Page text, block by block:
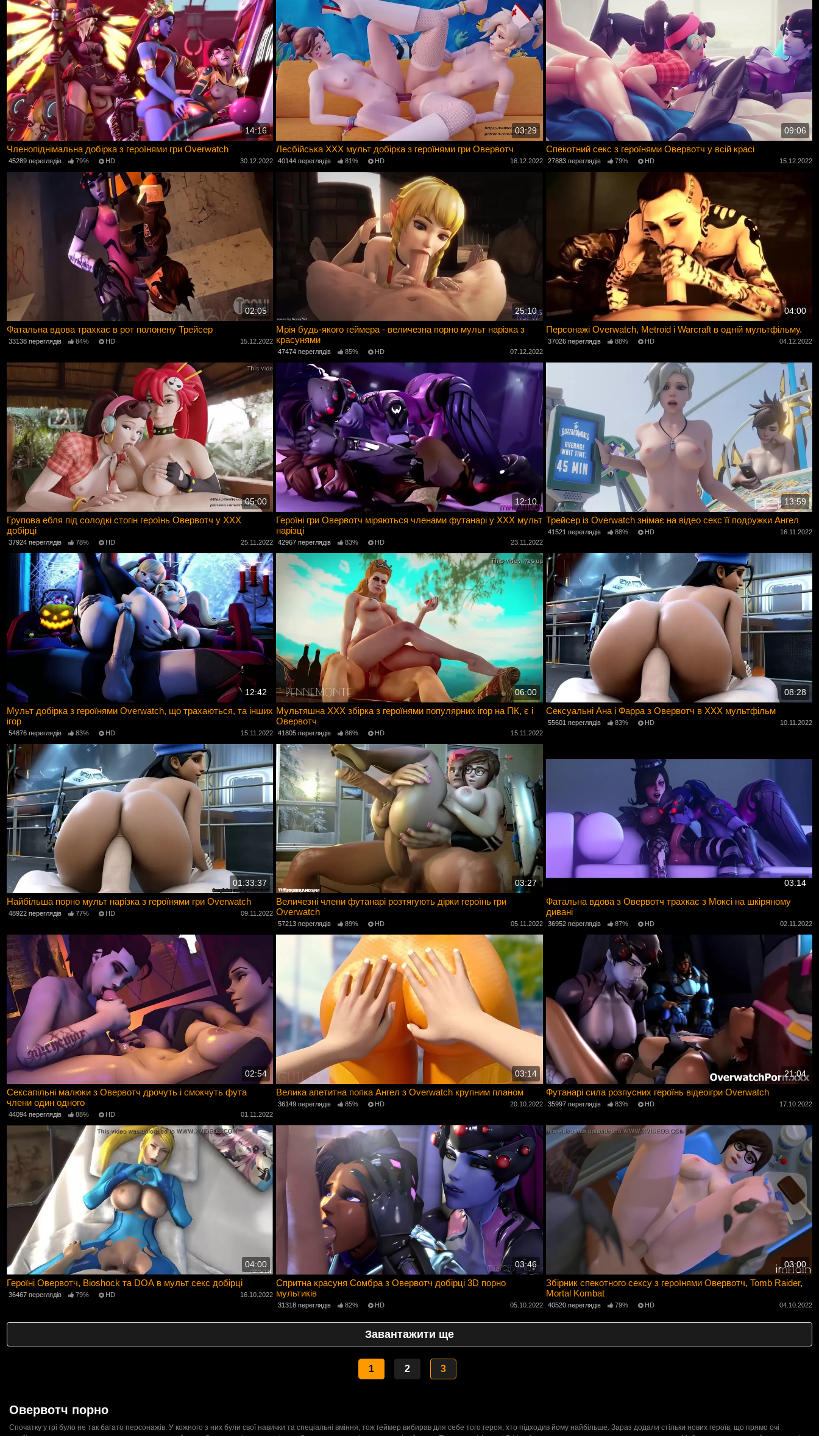
14:16
Членопіднімальна добірка з героїнями гри Overwatch
45289 переглядів 79% HD 30.12.2022
03:29
Лесбійська ХХХ мульт добірка з героїнями гри Овервотч
40144 переглядів 81% HD 16.12.2022
09:06
Спекотний секс з героїнями Овервотч у всій красі
27883 переглядів 79% HD 15.12.2022
02:05
Фатальна вдова трахкає в рот полонену Трейсер
33138 переглядів 84% HD 15.12.2022
25:10
Мрія будь-якого геймера - величезна порно мульт нарізка з
красунями
47474 переглядів 85% HD 07.12.2022
04:00
Персонажі Overwatch, Metroid і Warcraft в одній мультфільму.
37026 переглядів 88% HD 04.12.2022
05:00
Групова ебля під солодкі стогін героїнь Овервотч у ХХХ
добірці
37924 переглядів 78% HD 25.11.2022
12:10
Героїні гри Овервотч міряються членами футанарі у ХХХ мульт
нарізці
42967 переглядів 83% HD 23.11.2022
13:59
Трейсер із Overwatch знімає на відео секс її подружки Ангел
41521 переглядів 88% HD 16.11.2022
12:42
Мульт добірка з героїнями Overwatch, що трахаються, та інших
ігор
54876 переглядів 83% HD 15.11.2022
06:00
Мультяшна ХХХ збірка з героїнями популярних ігор на ПК, є і
Овервотч
41805 переглядів 86% HD 15.11.2022
08:28
Сексуальні Ана і Фарра з Овервотч в ХХХ мультфільм
55601 переглядів 83% HD 10.11.2022
01:33:37
Найбільша порно мульт нарізка з героїнями гри Overwatch
48922 переглядів 77% HD 09.11.2022
03:27
Величезні члени футанарі розтягують дірки героїнь гри
Overwatch
57213 переглядів 89% HD 05.11.2022
03:14
Фатальна вдова з Овервотч трахкає з Моксі на шкіряному
дивані
36952 переглядів 87% HD 02.11.2022
02:54
Сексапільні малюки з Овервотч дрочуть і смокчуть фута
члени один одного
44094 переглядів 88% HD 01.11.2022
03:14
Велика апетитна попка Ангел з Overwatch крупним планом
36149 переглядів 85% HD 20.10.2022
21:04
Футанарі сила розпусних героїнь відеоігри Overwatch
35997 переглядів 83% HD 17.10.2022
04:00
Героїні Овервотч, Bioshock та DOA в мульт секс добірці
36467 переглядів 79% HD 16.10.2022
03:46
Спритна красуня Сомбра з Овервотч добірці 3D порно
мультиків
31318 переглядів 82% HD 05.10.2022
03:00
Збірник спекотного сексу з героїнями Овервотч, Tomb Raider,
Mortal Kombat
40520 переглядів 79% HD 04.10.2022
Завантажити ще
1 2 3
Овервотч порно
Спочатку у грі було не так багато персонажів. У кожного з них були свої навички та спеціальні вміння, тож геймер вибирав для себе того героя, хто підходив йому найбільше. Зараз додали стільки нових героїв, що прямо очі